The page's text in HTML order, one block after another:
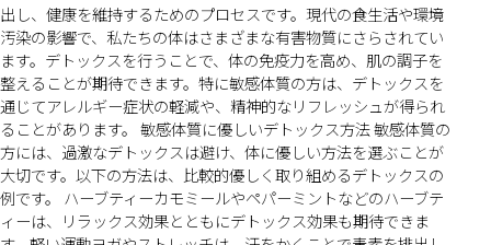
出し、健康を維持するためのプロセスです。現代の食生活や環境
汚染の影響で、私たちの体はさまざまな有害物質にさらされてい
ます。デトックスを行うことで、体の免疫力を高め、肌の調子を
整えることが期待できます。特に敏感体質の方は、デトックスを
通じてアレルギー症状の軽減や、精神的なリフレッシュが得られ
ることがあります。 敏感体質に優しいデトックス方法 敏感体質の
方には、過激なデトックスは避け、体に優しい方法を選ぶことが
大切です。以下の方法は、比較的優しく取り組めるデトックスの
例です。 ハーブティーカモミールやペパーミントなどのハーブテ
ィーは、リラックス効果とともにデトックス効果も期待できま